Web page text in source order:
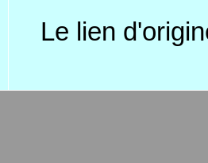
Le lien